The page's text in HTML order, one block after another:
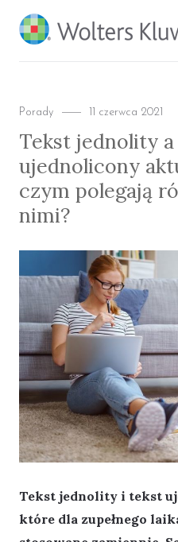
BLOG
PROFINFO.PL
Categories
Porady
Posted
11 czerwca 2021
Tekst jednolity
ujednolicony
czym polegają
nimi?
Tekst jednolity i tekst
które dla zupełnego